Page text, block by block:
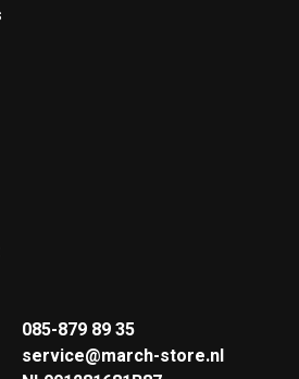
085-879 89 35
service@march-store.nl